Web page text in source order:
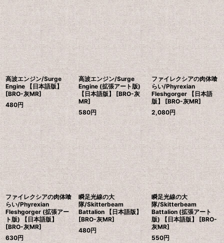
高波エンジン/Surge
Engine 【日本語版】
[BRO-灰MR]
480円
高波エンジン/Surge
Engine (拡張アート版)
【日本語版】 [BRO-灰
MR]
580円
ファイレクシアの肉体喰
らい/Phyrexian
Fleshgorger 【日本語
版】 [BRO-灰MR]
2,080円
ファイレクシアの肉体喰
らい/Phyrexian
Fleshgorger (拡張アー
ト版) 【日本語版】
[BRO-灰MR]
630円
瞬足光線の大
隊/Skitterbeam
Battalion 【日本語版】
[BRO-灰MR]
480円
瞬足光線の大
隊/Skitterbeam
Battalion (拡張アート
版) 【日本語版】 [BRO-
灰MR]
550円